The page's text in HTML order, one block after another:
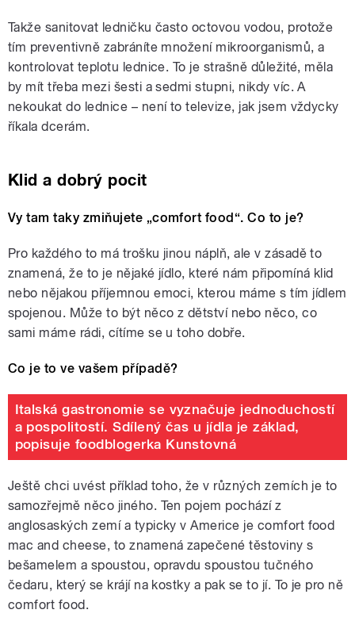
Takže sanitovat ledničku často octovou vodou, protože
tím preventivně zabráníte množení mikroorganismů, a
kontrolovat teplotu lednice. To je strašně důležité, měla
by mít třeba mezi šesti a sedmi stupni, nikdy víc. A
nekoukat do lednice – není to televize, jak jsem vždycky
říkala dcerám.
Klid a dobrý pocit
Vy tam taky zmiňujete „comfort food“. Co to je?
Pro každého to má trošku jinou náplň, ale v zásadě to
znamená, že to je nějaké jídlo, které nám připomíná klid
nebo nějakou příjemnou emoci, kterou máme s tím jídlem
spojenou. Může to být něco z dětství nebo něco, co
sami máme rádi, cítíme se u toho dobře.
Co je to ve vašem případě?
Italská gastronomie se vyznačuje jednoduchostí
a pospolitostí. Sdílený čas u jídla je základ,
popisuje foodblogerka Kunstovná
Ještě chci uvést příklad toho, že v různých zemích je to
samozřejmě něco jiného. Ten pojem pochází z
anglosaských zemí a typicky v Americe je comfort food
mac and cheese, to znamená zapečené těstoviny s
bešamelem a spoustou, opravdu spoustou tučného
čedaru, který se krájí na kostky a pak se to jí. To je pro ně
comfort food.